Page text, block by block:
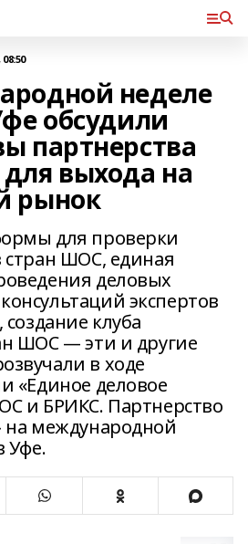
неделе
обсудили
партнерства
выхода на
рынок
для проверки
стран ШОС, единая
деловых
экспертов
клуба
ШОС — эти и другие
в ходе
«Единое деловое
и БРИКС. Партнерство
на международной
Уфе.